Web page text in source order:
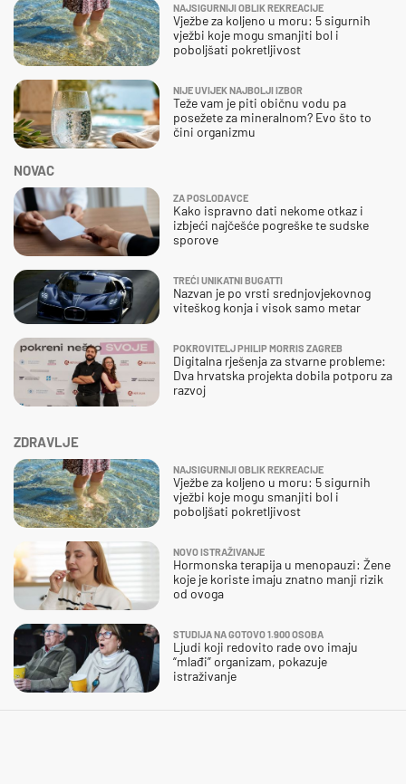
ZDRAVLJE
NAJSIGURNIJI OBLIK REKREACIJE
Vježbe za koljeno u moru: 5 sigurnih
vježbi koje mogu smanjiti bol i
poboljšati pokretljivost
NOVO ISTRAŽIVANJE
Hormonska terapija u menopauzi: Žene
koje je koriste imaju znatno manji rizik
od ovoga
STUDIJA NA GOTOVO 1.900 OSOBA
Ljudi koji redovito rade ovo imaju
“mlađi” organizam, pokazuje
istraživanje
NOVAC
ZA POSLODAVCE
Kako ispravno dati nekome otkaz i
izbjeći najčešće pogreške te sudske
sporove
TREĆI UNIKATNI BUGATTI
Nazvan je po vrsti srednjovjekovnog
viteškog konja i visok samo metar
POKROVITELJ PHILIP MORRIS ZAGREB
Digitalna rješenja za stvarne probleme:
Dva hrvatska projekta dobila potporu za
razvoj
NAJSIGURNIJI OBLIK REKREACIJE
Vježbe za koljeno u moru: 5 sigurnih
vježbi koje mogu smanjiti bol i
poboljšati pokretljivost
NIJE UVIJEK NAJBOLJI IZBOR
Teže vam je piti običnu vodu pa
posežete za mineralnom? Evo što to
čini organizmu